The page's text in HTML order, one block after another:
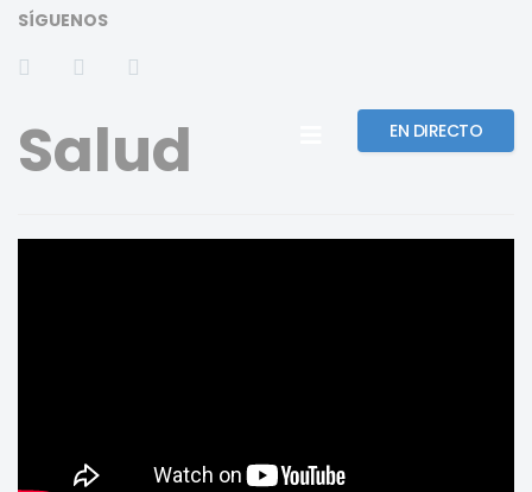
SÍGUENOS
EN DIRECTO
Salud